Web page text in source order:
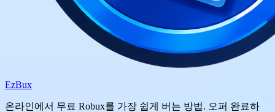
EzBux
온라인에서 무료 Robux를 가장 쉽게 버는 방법. 오퍼 완료하